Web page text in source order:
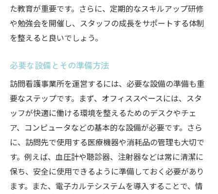
名古屋市の保健所への届出方法
事業所認可のための審査手順
訪問看護ステーションの登録手続き
行政からの支援と助成金の活用方法
名古屋市緑区で訪問看護事業所を開設するため
の資金調達方法
銀行融資とその申請方法
クラウドファンディングの活用
地元企業や団体からの支援
助成金と補助金の取得方法
自己資金の準備と管理
た教育が重要です。さらに、定期的なスキルアップ研修
や勉強会を開催し、スタッフの成長をサポートする体制
を整えると良いでしょう。
必要な設備とその準備方法
訪問看護事業所を運営するには、必要な設備の準備も重
要なステップです。まず、オフィススペースには、スタ
ッフが快適に働ける環境を整えるためのデスクやチェ
ア、コンピュータなどの基本的な設備が必要です。さら
に、訪問先で使用する医療機器や消耗品の管理も大切で
す。例えば、血圧計や聴診器、注射器などは常に清潔に
保ち、安全に使用できるように準備しておく必要があり
ます。また、電子カルテシステムを導入することで、情